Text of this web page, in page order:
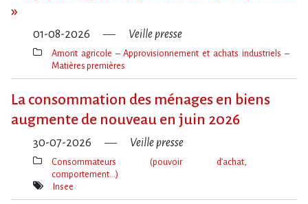
»
01-08-2026 Veille presse
Thèmes(s)
Amont agricole – Approvisionnement et achats industriels –
Matières premières
La consommation des ménages en biens
augmente de nouveau en juin 2026
30-07-2026 Veille presse
Thèmes(s)
Consommateurs (pouvoir d’achat,
comportement…)
Mot(s)-
Insee